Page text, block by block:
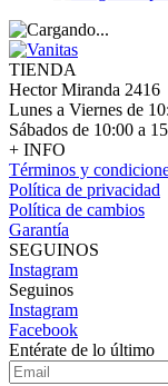
TIENDA
Hector Miranda 2416
Lunes a Viernes de
Sábados de 10:00 a
+ INFO
Términos y
Política de privacidad
Política de cambios
Garantía
SEGUINOS
Instagram
Seguinos
Instagram
Facebook
Entérate de lo último